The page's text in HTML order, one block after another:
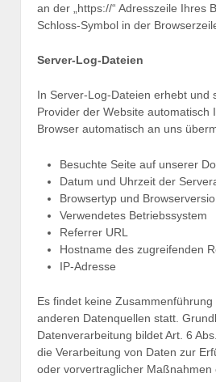
an der „https://“ Adresszeile Ihres
Schloss-Symbol in der
Server-Log-Dateien
In Server-Log-Dateien erhebt und
Provider der Website automatisch
Browser automatisch an uns
Besuchte Seite auf unserer
Datum und Uhrzeit der
Browsertyp und
Verwendetes Betriebssystem
Referrer URL
Hostname des zugreifenden
IP-Adresse
Es findet keine
anderen Datenquellen statt.
Datenverarbeitung bildet Art. 6
die Verarbeitung von Daten zur
oder vorvertraglicher Maßnahmen